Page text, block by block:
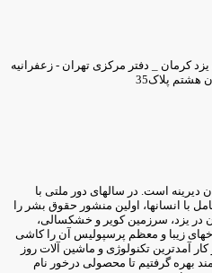
جاده یزد کرمان _ دفتر مرکزی تهران - زعفرانیه
پلاک35
است. در سالهای دور ملتی با
انسانها، اولین منشور حقوق بشر را
در یزد، سرزمین کویر و خشکسالی،
زیبا و معظم پرسپولیس آن را کاشی
آمدترین تکنولوژی و ماشین آلات روز
بهره گرفتیم تا محصولی درخور نام